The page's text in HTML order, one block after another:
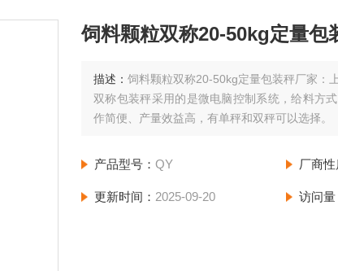
饲料颗粒双称20-50kg定量包
描述：饲料颗粒双称20-50kg定量包装秤厂家：
双称包装秤采用的是微电脑控制系统，给料方
作简便、产量效益高，有单秤和双秤可以选择。
产品型号：QY 厂商性
更新时间： 2025-09-20 访问量